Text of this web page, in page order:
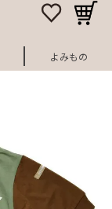
よみもの